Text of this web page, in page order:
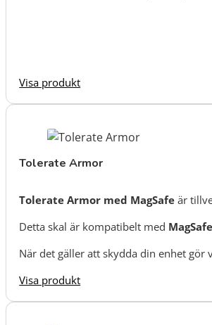
Visa produkt
Tolerate Armor
Tolerate Armor med MagSafe är
Detta skal är kompatibelt med MagSafe
När det gäller att skydda din enhet
Visa produkt